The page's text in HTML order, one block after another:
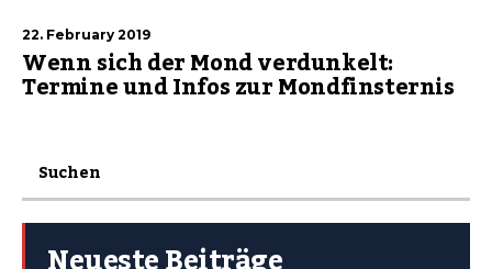
22. February 2019
Wenn sich der Mond verdunkelt:
Termine und Infos zur Mondfinsternis